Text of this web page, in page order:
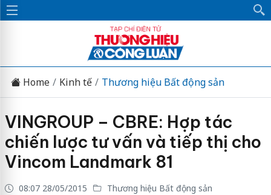
Home Kinh tế Thương hiệu Bất động sản
VINGROUP – CBRE: Hợp tác
chiến lược tư vấn và tiếp thị cho
Vincom Landmark 81
08:07 28/05/2015 Thương hiệu Bất động sản